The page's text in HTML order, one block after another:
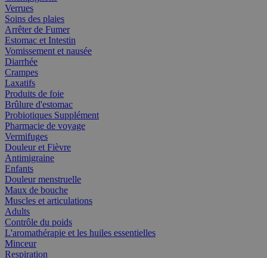
Verrues
Soins des plaies
Arrêter de Fumer
Estomac et Intestin
Vomissement et nausée
Diarrhée
Crampes
Laxatifs
Produits de foie
Brûlure d'estomac
Probiotiques Supplément
Pharmacie de voyage
Vermifuges
Douleur et Fièvre
Antimigraine
Enfants
Douleur menstruelle
Maux de bouche
Muscles et articulations
Adults
Contrôle du poids
L'aromathérapie et les huiles essentielles
Minceur
Respiration